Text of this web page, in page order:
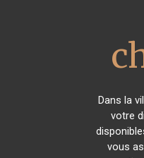
Dans la
votre
vous